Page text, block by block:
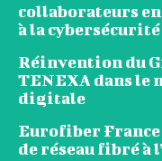
collaborateurs
à la cybersécurité
Réinvention du
TENEXA dans le
digitale
Eurofiber France
de réseau fibré à